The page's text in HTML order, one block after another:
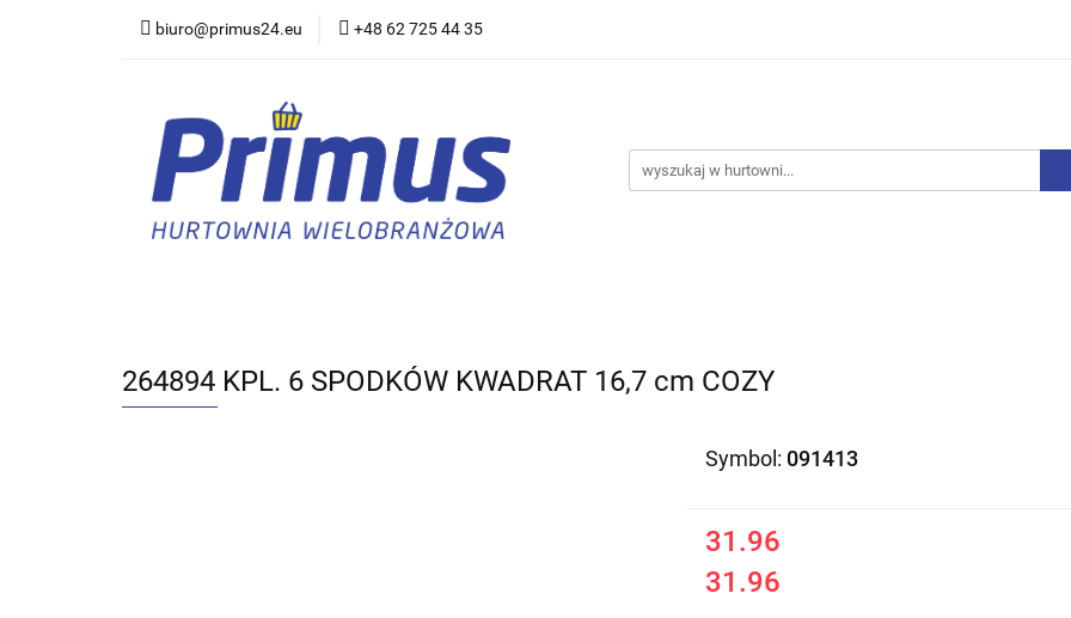
biuro@primus24.eu +48 62 725 44 35
Artykuły Szkolno-Biurowe
264894 KPL. 6 SPODKÓW KWADRAT 16,7 cm COZY
Symbol: 091413
31.96
31.96